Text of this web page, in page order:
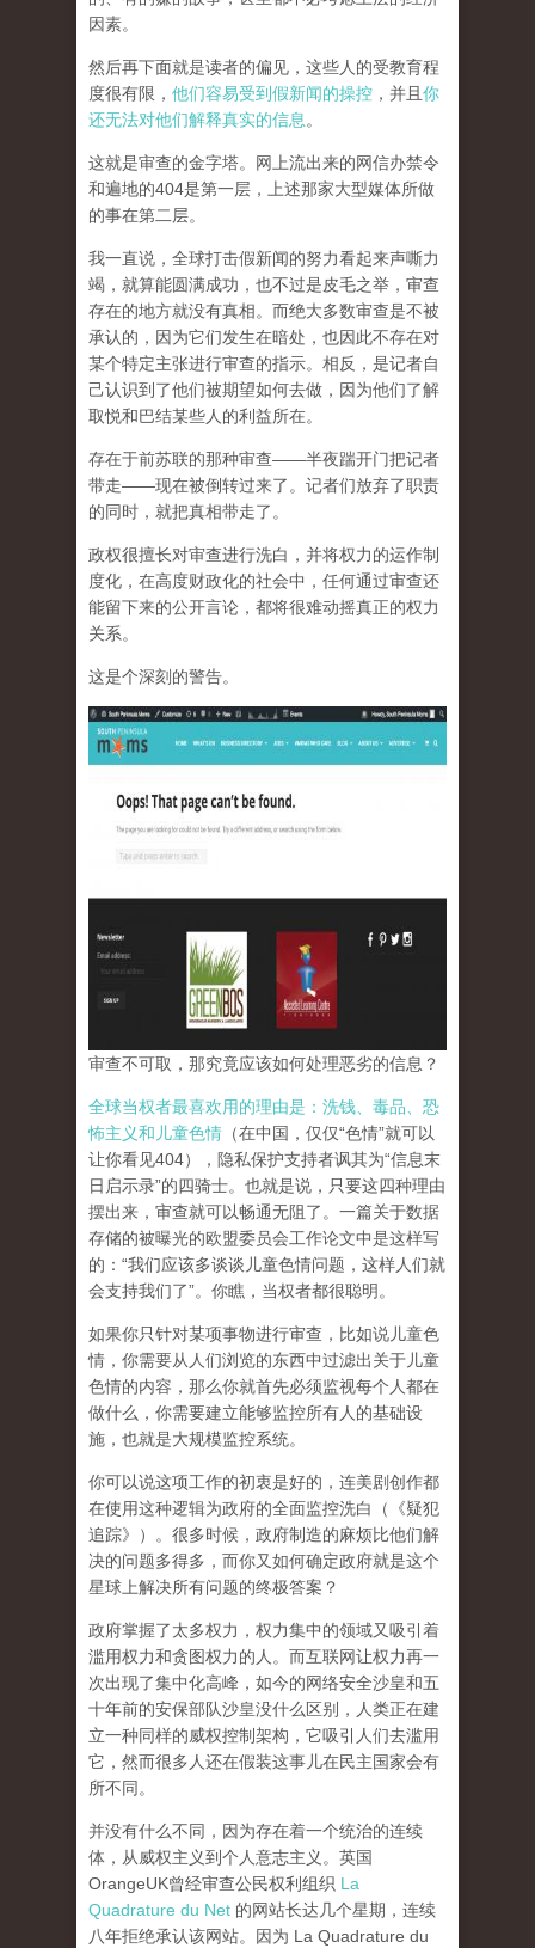
因素。
然后再下面就是读者的偏见，这些人的受教育程
度很有限， 他们容易受到假新闻的操控 ，并且 你
还无法对他们解释真实的信息 。
这就是审查的金字塔。网上流出来的网信办禁令
和遍地的404是第一层，上述那家大型媒体所做
的事在第二层。
我一直说，全球打击假新闻的努力看起来声嘶力
竭，就算能圆满成功，也不过是皮毛之举，审查
存在的地方就没有真相。而绝大多数审查是不被
承认的，因为它们发生在暗处，也因此不存在对
某个特定主张进行审查的指示。相反，是记者自
己认识到了他们被期望如何去做，因为他们了解
取悦和巴结某些人的利益所在。
存在于前苏联的那种审查——半夜踹开门把记者
带走——现在被倒转过来了。记者们放弃了职责
的同时，就把真相带走了。
政权很擅长对审查进行洗白，并将权力的运作制
度化，在高度财政化的社会中，任何通过审查还
能留下来的公开言论，都将很难动摇真正的权力
关系。
这是个深刻的警告。
审查不可取，那究竟应该如何处理恶劣的信息？
全球当权者最喜欢用的理由是：洗钱、毒品、恐
怖主义和儿童色情 （在中国，仅仅“色情”就可以
让你看见404），隐私保护支持者讽其为“信息末
日启示录”的四骑士。也就是说，只要这四种理由
摆出来，审查就可以畅通无阻了。一篇关于数据
存储的被曝光的欧盟委员会工作论文中是这样写
的：“我们应该多谈谈儿童色情问题，这样人们就
会支持我们了”。你瞧，当权者都很聪明。
如果你只针对某项事物进行审查，比如说儿童色
情，你需要从人们浏览的东西中过滤出关于儿童
色情的内容，那么你就首先必须监视每个人都在
做什么，你需要建立能够监控所有人的基础设
施，也就是大规模监控系统。
你可以说这项工作的初衷是好的，连美剧创作都
在使用这种逻辑为政府的全面监控洗白（《疑犯
追踪》）。 很多时候，政府制造的麻烦比他们解
决的问题多得多，而你又如何确定政府就是这个
星球上解决所有问题的终极答案？
政府掌握了太多权力，权力集中的领域又吸引着
滥用权力和贪图权力的人。而互联网让权力再一
次出现了集中化高峰， 如今的网络安全沙皇和五
十年前的安保部队沙皇没什么区别，人类正在建
立一种同样的威权控制架构，它吸引人们去滥用
它，然而很多人还在假装这事儿在民主国家会有
所不同。
并没有什么不同，因为存在着一个统治的连续
体，从威权主义到个人意志主义。英国
OrangeUK曾经审查公民权利组织 La
Quadrature du Net 的网站长达几个星期，连续
八年拒绝承认该网站。因为 La Quadrature du